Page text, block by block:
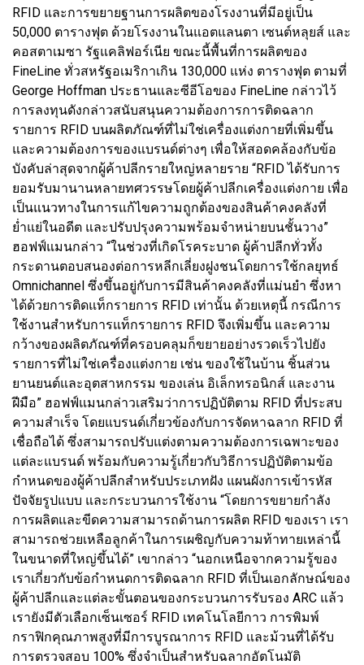
RFID และการขยายฐานการผลิตของโรงงานที่มีอยู่เป็น
50,000 ตารางฟุต ด้วยโรงงานในแอตแลนตา เซนต์หลุยส์ และ
คอสตาเมซา รัฐแคลิฟอร์เนีย ขณะนี้พื้นที่การผลิตของ
FineLine ทั่วสหรัฐอเมริกาเกิน 130,000 แห่ง ตารางฟุต ตามที่
George Hoffman ประธานและซีอีโอของ FineLine กล่าวไว้
การลงทุนดังกล่าวสนับสนุนความต้องการการติดฉลาก
รายการ RFID บนผลิตภัณฑ์ที่ไม่ใช่เครื่องแต่งกายที่เพิ่มขึ้น
และความต้องการของแบรนด์ต่างๆ เพื่อให้สอดคล้องกับข้อ
บังคับล่าสุดจากผู้ค้าปลีกรายใหญ่หลายราย “RFID ได้รับการ
ยอมรับมานานหลายทศวรรษโดยผู้ค้าปลีกเครื่องแต่งกาย เพื่อ
เป็นแนวทางในการแก้ไขความถูกต้องของสินค้าคงคลังที่
ย่ำแย่ในอดีต และปรับปรุงความพร้อมจำหน่ายบนชั้นวาง”
ฮอฟฟ์แมนกล่าว “ในช่วงที่เกิดโรคระบาด ผู้ค้าปลีกทั่วทั้ง
กระดานตอบสนองต่อการหลีกเลี่ยงฝูงชนโดยการใช้กลยุทธ์
Omnichannel ซึ่งขึ้นอยู่กับการมีสินค้าคงคลังที่แม่นยำ ซึ่งหา
ได้ด้วยการติดแท็กรายการ RFID เท่านั้น ด้วยเหตุนี้ กรณีการ
ใช้งานสำหรับการแท็กรายการ RFID จึงเพิ่มขึ้น และความ
กว้างของผลิตภัณฑ์ที่ครอบคลุมก็ขยายอย่างรวดเร็วไปยัง
รายการที่ไม่ใช่เครื่องแต่งกาย เช่น ของใช้ในบ้าน ชิ้นส่วน
ยานยนต์และอุตสาหกรรม ของเล่น อิเล็กทรอนิกส์ และงาน
ฝีมือ” ฮอฟฟ์แมนกล่าวเสริมว่าการปฏิบัติตาม RFID ที่ประสบ
ความสำเร็จ โดยแบรนด์เกี่ยวข้องกับการจัดหาฉลาก RFID ที่
เชื่อถือได้ ซึ่งสามารถปรับแต่งตามความต้องการเฉพาะของ
แต่ละแบรนด์ พร้อมกับความรู้เกี่ยวกับวิธีการปฏิบัติตามข้อ
กำหนดของผู้ค้าปลีกสำหรับประเภทฝัง แผนผังการเข้ารหัส
ปัจจัยรูปแบบ และกระบวนการใช้งาน “โดยการขยายกำลัง
การผลิตและขีดความสามารถด้านการผลิต RFID ของเรา เรา
สามารถช่วยเหลือลูกค้าในการเผชิญกับความท้าทายเหล่านี้
ในขนาดที่ใหญ่ขึ้นได้” เขากล่าว “นอกเหนือจากความรู้ของ
เราเกี่ยวกับข้อกำหนดการติดฉลาก RFID ที่เป็นเอกลักษณ์ของ
ผู้ค้าปลีกและแต่ละขั้นตอนของกระบวนการรับรอง ARC แล้ว
เรายังมีตัวเลือกเซ็นเซอร์ RFID เทคโนโลยีกาว การพิมพ์
กราฟิกคุณภาพสูงที่มีการบูรณาการ RFID และม้วนที่ได้รับ
การตรวจสอบ 100% ซึ่งจำเป็นสำหรับฉลากอัตโนมัติ